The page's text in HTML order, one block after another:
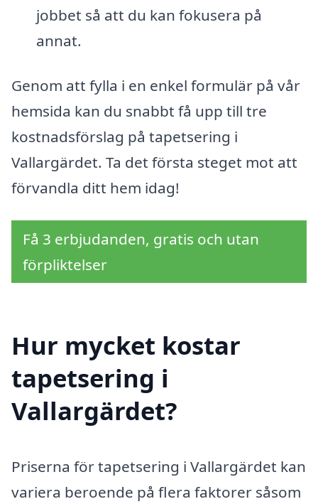
jobbet så att du kan fokusera på
annat.
Genom att fylla i en enkel formulär på vår
hemsida kan du snabbt få upp till tre
kostnadsförslag på tapetsering i
Vallargärdet. Ta det första steget mot att
förvandla ditt hem idag!
Få 3 erbjudanden, gratis och utan
förpliktelser
Hur mycket kostar
tapetsering i
Vallargärdet?
Priserna för tapetsering i Vallargärdet kan
variera beroende på flera faktorer såsom